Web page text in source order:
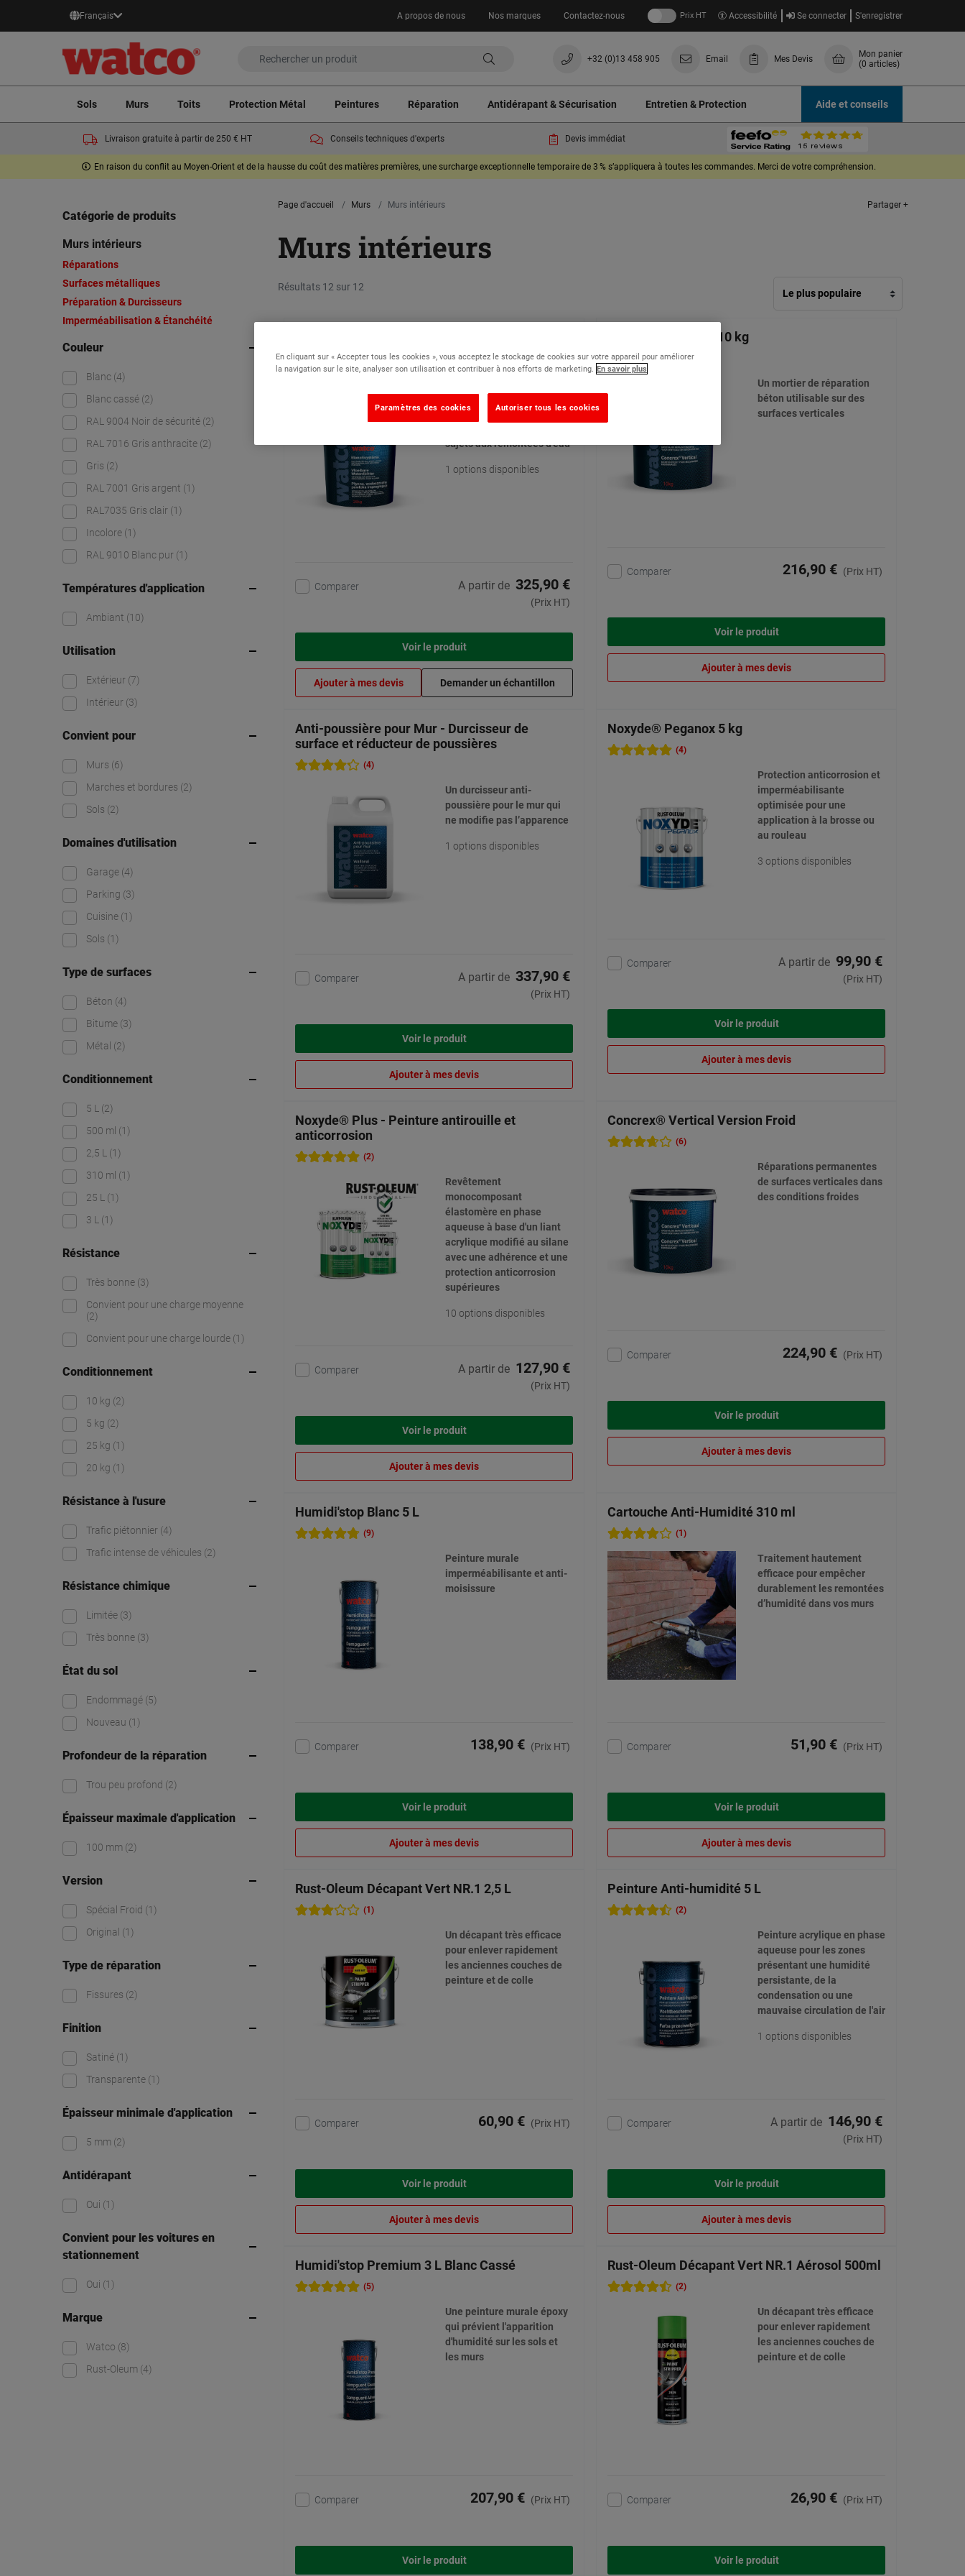
Français A propos de nous Nos marques Contactez-nous Prix HT Accessibilité Se connecter S'enregistrer
+32 (0)13 458 905 Email Mes Devis
Mon panier
(0 articles)
Sols Murs Toits Protection Métal Peintures Réparation Antidérapant & Sécurisation Entretien & Protection Aide et conseils
Livraison gratuite à partir de 250 € HT Conseils techniques d'experts Devis immédiat
En raison du conflit au Moyen-Orient et de la hausse du coût des matières premières, une surcharge exceptionnelle temporaire de 3 % s’appliquera à toutes les commandes. Merci de votre compréhension.
Catégorie de produits
Murs intérieurs
Réparations
Surfaces métalliques
Préparation & Durcisseurs
Imperméabilisation & Étanchéité
Couleur
Blanc (4)
Blanc cassé (2)
RAL 9004 Noir de sécurité (2)
RAL 7016 Gris anthracite (2)
Gris (2)
RAL 7001 Gris argent (1)
RAL7035 Gris clair (1)
Incolore (1)
RAL 9010 Blanc pur (1)
Températures d'application
Ambiant (10)
Utilisation
Extérieur (7)
Intérieur (3)
Convient pour
Murs (6)
Marches et bordures (2)
Sols (2)
Domaines d'utilisation
Garage (4)
Parking (3)
Cuisine (1)
Sols (1)
Type de surfaces
Béton (4)
Bitume (3)
Métal (2)
Conditionnement
5 L (2)
500 ml (1)
2,5 L (1)
310 ml (1)
25 L (1)
3 L (1)
Résistance
Très bonne (3)
Convient pour une charge moyenne
(2)
Convient pour une charge lourde (1)
Conditionnement
10 kg (2)
5 kg (2)
25 kg (1)
20 kg (1)
Résistance à l'usure
Trafic piétonnier (4)
Trafic intense de véhicules (2)
Résistance chimique
Limitée (3)
Très bonne (3)
État du sol
Endommagé (5)
Nouveau (1)
Profondeur de la réparation
Trou peu profond (2)
Épaisseur maximale d'application
100 mm (2)
Version
Spécial Froid (1)
Original (1)
Type de réparation
Fissures (2)
Finition
Satiné (1)
Transparente (1)
Épaisseur minimale d'application
5 mm (2)
Antidérapant
Oui (1)
Convient pour les voitures en
stationnement
Oui (1)
Marque
Watco (8)
Rust-Oleum (4)
Page d'accueil Murs Murs intérieurs Partager +
Murs intérieurs
Résultats 12 sur 12
imperméabilisante contre l'humidité
(1)
Une peinture souple et
imperméabilisante, idéale
sujets aux remontées d’eau
1 options disponibles
Comparer A partir de 325,90 €
(Prix HT)
Voir le produit
Ajouter à mes devis Demander un échantillon
Concrex® Vertical 10 kg
(13)
Un mortier de réparation
béton utilisable sur des
surfaces verticales
Comparer 216,90 € (Prix HT)
Voir le produit
Ajouter à mes devis
Anti-poussière pour Mur - Durcisseur de
surface et réducteur de poussières
(4)
Un durcisseur anti-
poussière pour le mur qui
ne modifie pas l’apparence
1 options disponibles
Comparer A partir de 337,90 €
(Prix HT)
Voir le produit
Ajouter à mes devis
Noxyde® Peganox 5 kg
(4)
Protection anticorrosion et
imperméabilisante
optimisée pour une
application à la brosse ou
au rouleau
3 options disponibles
Comparer A partir de 99,90 €
(Prix HT)
Voir le produit
Ajouter à mes devis
Noxyde® Plus - Peinture antirouille et
anticorrosion
(2)
Revêtement
monocomposant
élastomère en phase
aqueuse à base d'un liant
acrylique modifié au silane
avec une adhérence et une
protection anticorrosion
supérieures
10 options disponibles
Comparer A partir de 127,90 €
(Prix HT)
Voir le produit
Ajouter à mes devis
Concrex® Vertical Version Froid
(6)
Réparations permanentes
de surfaces verticales dans
des conditions froides
Comparer 224,90 € (Prix HT)
Voir le produit
Ajouter à mes devis
Humidi'stop Blanc 5 L
(9)
Peinture murale
imperméabilisante et anti-
moisissure
Comparer 138,90 € (Prix HT)
Voir le produit
Ajouter à mes devis
Cartouche Anti-Humidité 310 ml
(1)
Traitement hautement
efficace pour empêcher
durablement les remontées
d’humidité dans vos murs
Comparer 51,90 € (Prix HT)
Voir le produit
Ajouter à mes devis
Rust-Oleum Décapant Vert NR.1 2,5 L
(1)
Un décapant très efficace
pour enlever rapidement
les anciennes couches de
peinture et de colle
Comparer 60,90 € (Prix HT)
Voir le produit
Ajouter à mes devis
Peinture Anti-humidité 5 L
(2)
Peinture acrylique en phase
aqueuse pour les zones
présentant une humidité
persistante, de la
condensation ou une
mauvaise circulation de l'air
1 options disponibles
Comparer A partir de 146,90 €
(Prix HT)
Voir le produit
Ajouter à mes devis
Humidi'stop Premium 3 L Blanc Cassé
(5)
Une peinture murale époxy
qui prévient l'apparition
d'humidité sur les sols et
les murs
Comparer 207,90 € (Prix HT)
Voir le produit
Rust-Oleum Décapant Vert NR.1 Aérosol 500ml
(2)
Un décapant très efficace
pour enlever rapidement
les anciennes couches de
peinture et de colle
Comparer 26,90 € (Prix HT)
Voir le produit
En cliquant sur « Accepter tous les cookies », vous acceptez le stockage de cookies sur votre appareil pour améliorer
la navigation sur le site, analyser son utilisation et contribuer à nos efforts de marketing. En savoir plus
Autoriser tous les cookies
Paramètres des cookies